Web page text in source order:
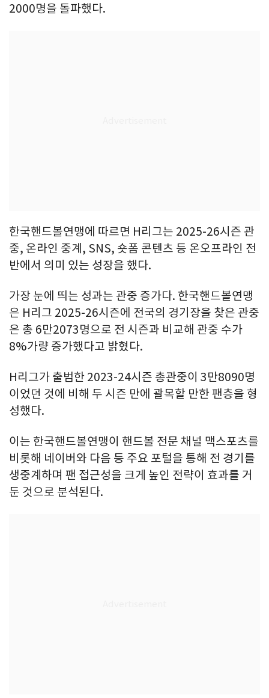
2000명을 돌파했다.
한국핸드볼연맹에 따르면 H리그는 2025-26시즌 관
중, 온라인 중계, SNS, 숏폼 콘텐츠 등 온오프라인 전
반에서 의미 있는 성장을 했다.
가장 눈에 띄는 성과는 관중 증가다. 한국핸드볼연맹
은 H리그 2025-26시즌에 전국의 경기장을 찾은 관중
은 총 6만2073명으로 전 시즌과 비교해 관중 수가
8%가량 증가했다고 밝혔다.
H리그가 출범한 2023-24시즌 총관중이 3만8090명
이었던 것에 비해 두 시즌 만에 괄목할 만한 팬층을 형
성했다.
이는 한국핸드볼연맹이 핸드볼 전문 채널 맥스포츠를
비롯해 네이버와 다음 등 주요 포털을 통해 전 경기를
생중계하며 팬 접근성을 크게 높인 전략이 효과를 거
둔 것으로 분석된다.